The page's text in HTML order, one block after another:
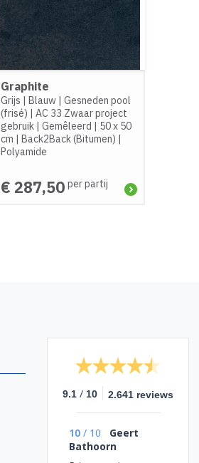
Graphite
Grijs | Blauw| Gesneden pool
(frisé) | AC 33 Zwaar project
gebruik| Gemêleerd | 50 x 50
cm | Back2Back (Bitumen) |
Polyamide
€ 287,50 per partij
9.1 / 10 2.641 reviews
10 / 10
Geert
Bathoorn